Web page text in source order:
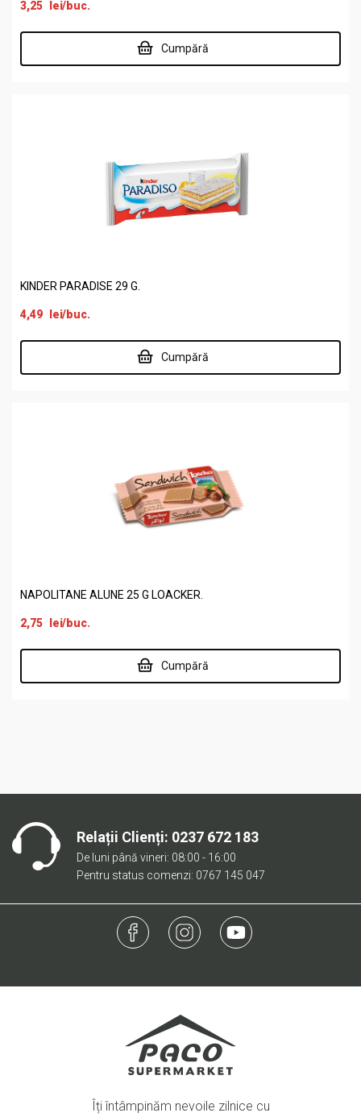
3,25 lei/buc.
Cumpără
KINDER PARADISE 29 G.
4,49 lei/buc.
Cumpără
NAPOLITANE ALUNE 25 G LOACKER.
2,75 lei/buc.
Cumpără
Relații Clienți: 0237 672 183
De luni până vineri: 08:00 - 16:00
Pentru status comenzi: 0767 145 047
Îți întâmpinăm nevoile zilnice cu